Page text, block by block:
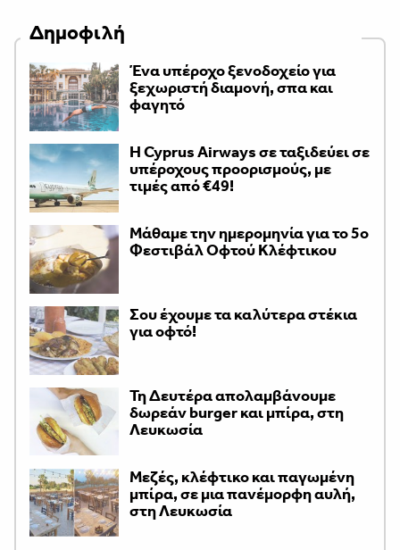
Δημοφιλή
Ένα υπέροχο ξενοδοχείο για
ξεχωριστή διαμονή, σπα και
φαγητό
H Cyprus Airways σε ταξιδεύει σε
υπέροχους προορισμούς, με
τιμές από €49!
Μάθαμε την ημερομηνία για το 5ο
Φεστιβάλ Οφτού Κλέφτικου
Σου έχουμε τα καλύτερα στέκια
για οφτό!
Τη Δευτέρα απολαμβάνουμε
δωρεάν burger και μπίρα, στη
Λευκωσία
Μεζές, κλέφτικο και παγωμένη
μπίρα, σε μια πανέμορφη αυλή,
στη Λευκωσία